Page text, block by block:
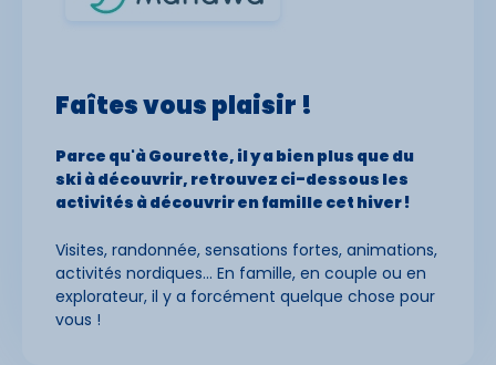
Faîtes vousplaisir !
Parce qu'à Gourette, il y a bien plus que du
ski à découvrir, retrouvez ci-dessous les
activités à découvrir en famille cet hiver !
Visites, randonnée, sensations fortes, animations,
activités nordiques... En famille, en couple ou en
explorateur, il y a forcément quelque chose pour
vous !